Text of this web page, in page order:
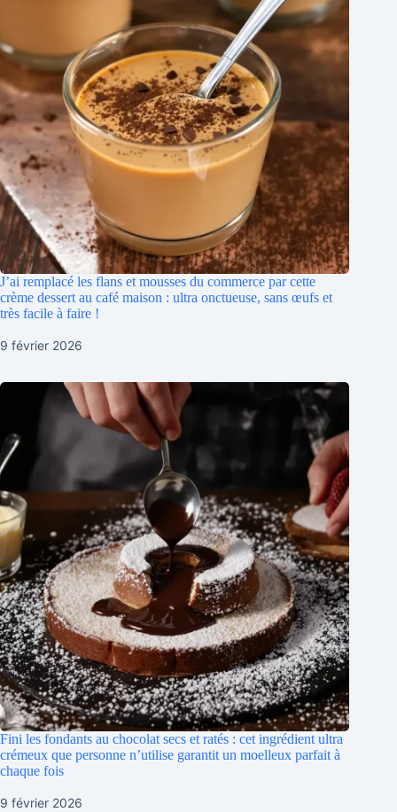
J’ai remplacé les flans et mousses du commerce par cette
crème dessert au café maison : ultra onctueuse, sans œufs et
très facile à faire !
9 février 2026
Fini les fondants au chocolat secs et ratés : cet ingrédient ultra
crémeux que personne n’utilise garantit un moelleux parfait à
chaque fois
9 février 2026